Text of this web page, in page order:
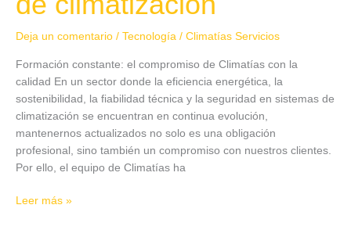
Deja un comentario / Tecnología / Climatías Servicios
Formación constante: el compromiso de Climatías con la
calidad En un sector donde la eficiencia energética, la
sostenibilidad, la fiabilidad técnica y la seguridad en sistemas de
climatización se encuentran en continua evolución,
mantenernos actualizados no solo es una obligación
profesional, sino también un compromiso con nuestros clientes.
Por ello, el equipo de Climatías ha
Leer más »